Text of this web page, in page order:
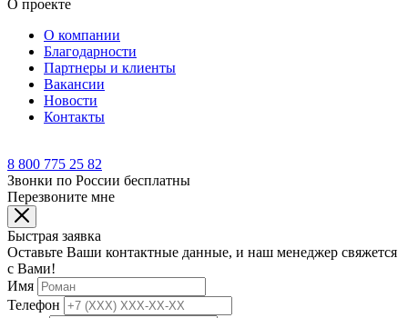
О проекте
О компании
Благодарности
Партнеры и клиенты
Вакансии
Новости
Контакты
8 800 775 25 82
Звонки по России бесплатны
Перезвоните мне
Быстрая заявка
Оставьте Ваши контактные данные, и наш менеджер свяжется
с Вами!
Имя
Телефон